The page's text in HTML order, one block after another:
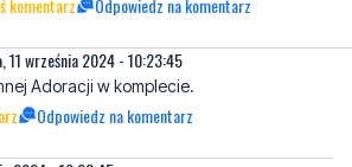
2024 - 10:23:45
atomówki. Jak to j*****!!!??